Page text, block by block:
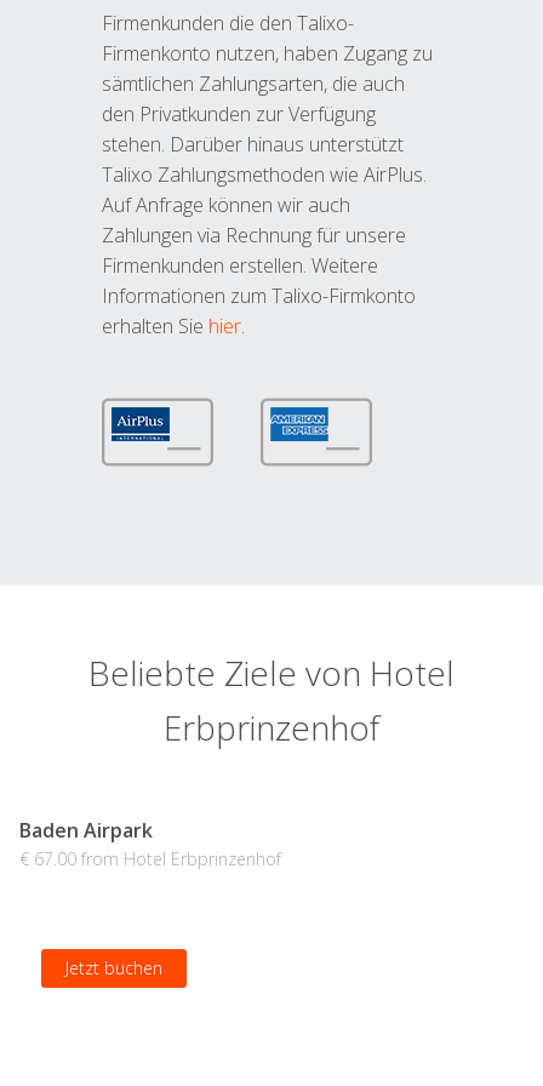
Firmenkunden die den Talixo-
Firmenkonto nutzen, haben Zugang zu
sämtlichen Zahlungsarten, die auch
den Privatkunden zur Verfügung
stehen. Darüber hinaus unterstützt
Talixo Zahlungsmethoden wie AirPlus.
Auf Anfrage können wir auch
Zahlungen via Rechnung für unsere
Firmenkunden erstellen. Weitere
Informationen zum Talixo-Firmkonto
erhalten Sie hier.
Beliebte Ziele von Hotel
Erbprinzenhof
Baden Airpark
€ 67.00 from Hotel Erbprinzenhof
Jetzt buchen